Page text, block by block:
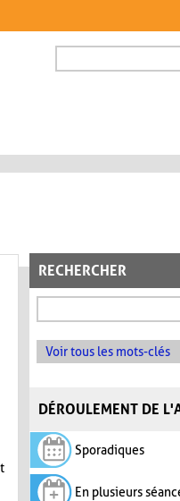
FORMULAIRE DE
RECHERCHER
Voir tous les mots-clés
DÉROULEMENT DE
Sporadiques
En plusieurs